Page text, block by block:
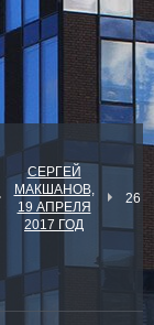
СЕРГЕЙ
МАКШАНОВ,
19 АПРЕЛЯ
2017 ГОД
26